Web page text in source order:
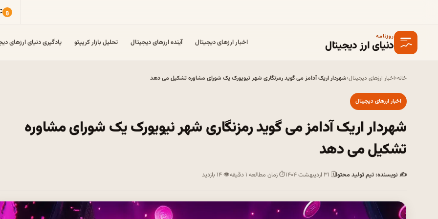
روزنامه
دنیای ارز دیجیتال اخبار ارزهای دیجیتال آینده ارزهای دیجیتال تحلیل بازار کریپتو یادگیری دنیای ارزهای
خانه‹اخبار ارزهای دیجیتال‹شهردار اریک آدامز می گوید رمزنگاری شهر نیویورک یک شورای مشاوره تشکیل می دهد
اخبار ارزهای دیجیتال
شهردار اریک آدامز می گوید رمزنگاری شهر نیویورک یک شورای مشاوره
تشکیل می دهد
✍ نویسنده: تیم تولید محتوا🗓 ۳۱ اردیبهشت ۱۴۰۴ ⏱ زمان مطالعه ۱ دقیقه 👁 ۱۴ بازدید